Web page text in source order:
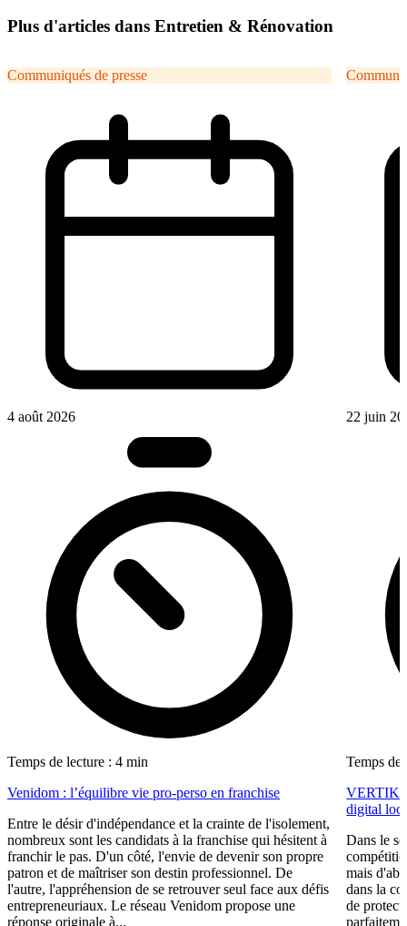
Plus d'articles dans Entretien & Rénovation
Communiqués de presse
4 août 2026
Temps de lecture : 4 min
Venidom : l’équilibre vie pro-perso en franchise
Entre le désir d'indépendance et la crainte de l'isolement,
nombreux sont les candidats à la franchise qui hésitent à
franchir le pas. D'un côté, l'envie de devenir son propre
patron et de maîtriser son destin professionnel. De
l'autre, l'appréhension de se retrouver seul face aux défis
entrepreneuriaux. Le réseau Venidom propose une
réponse originale à...
22 juin
Temps de
digital
Dans le
mais
dans la
de